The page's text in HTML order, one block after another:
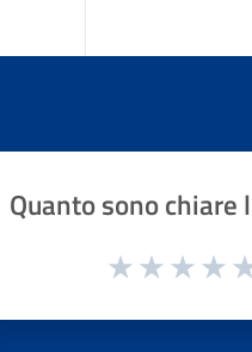
Quanto sono
Valuta da 1 a 5 stelle la pagina